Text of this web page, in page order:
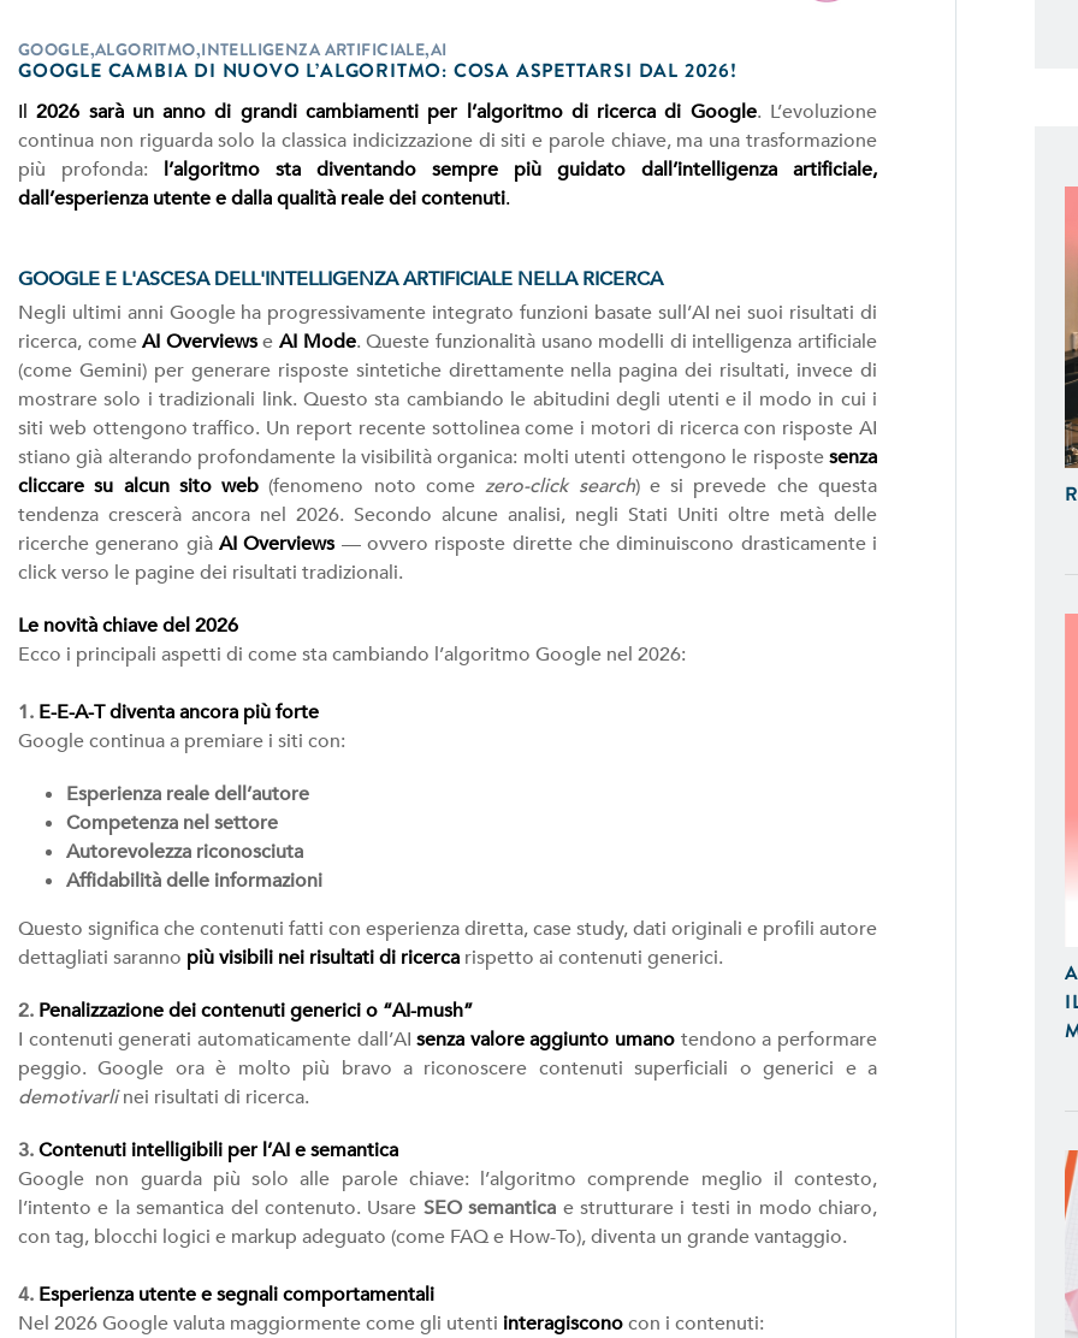
GOOGLE,ALGORITMO,INTELLIGENZA ARTIFICIALE,AI
GOOGLE CAMBIA DI NUOVO L’ALGORITMO: COSA ASPETTARSI DAL 2026!
Il2026 sarà un anno di grandi cambiamenti per l’algoritmo di ricerca di Google. L’evoluzione
continua non riguarda solo la classica indicizzazione di siti e parole chiave, ma una trasformazione
più profonda: l’algoritmo sta diventando sempre più guidato dall’intelligenza artificiale,
dall’esperienza utente e dalla qualità reale dei contenuti.
GOOGLE E L'ASCESA DELL'INTELLIGENZA ARTIFICIALE NELLA RICERCA
Negli ultimi anni Google ha progressivamente integrato funzioni basate sull’AI nei suoi risultati di
ricerca, comeAI OverviewseAI Mode. Queste funzionalità usano modelli di intelligenza artificiale
(come Gemini) per generare risposte sintetiche direttamente nella pagina dei risultati, invece di
mostrare solo i tradizionali link. Questo sta cambiando le abitudini degli utenti e il modo in cui i
siti web ottengono traffico. Un report recente sottolinea come i motori di ricerca con risposte AI
stiano già alterando profondamente la visibilità organica: molti utenti ottengono le rispostesenza
cliccare su alcun sito web (fenomeno noto comezero-click search) e si prevede che questa
tendenza crescerà ancora nel 2026. Secondo alcune analisi, negli Stati Uniti oltre metà delle
ricerche generano già AI Overviews — ovvero risposte dirette che diminuiscono drasticamente i
click verso le pagine dei risultati tradizionali.
Le novità chiave del 2026
Ecco i principali aspetti di come sta cambiando l’algoritmo Google nel 2026:
1. E-E-A-T diventa ancora più forte
Google continua a premiare i siti con:
Esperienza reale dell’autore
Competenza nel settore
Autorevolezza riconosciuta
Affidabilità delle informazioni
Questo significa che contenuti fatti con esperienza diretta, case study, dati originali e profili autore
dettagliati saranno più visibili nei risultati di ricerca rispetto ai contenuti generici.
2. Penalizzazione dei contenuti generici o “AI-mush”
I contenuti generati automaticamente dall’AIsenza valore aggiunto umano tendono a performare
peggio. Google ora è molto più bravo a riconoscere contenuti superficiali o generici e a
demotivarlinei risultati di ricerca.
3.Contenuti intelligibili per l’AI e semantica
Google non guarda più solo alle parole chiave: l’algoritmo comprende meglio il contesto,
l’intento e la semantica del contenuto. Usare SEO semantica e strutturare i testi in modo chiaro,
con tag, blocchi logici e markup adeguato (come FAQ e How-To), diventa un grande vantaggio.
4. Esperienza utente e segnali comportamentali
Nel 2026 Google valuta maggiormente come gli utenti interagisconocon i contenuti:
APP IOS / ANDROID
Realizziamo Applicazioni Native
E-COMMERCE
Proponiamo Soluzioni Custom per
Realizziamo E-Commerce di